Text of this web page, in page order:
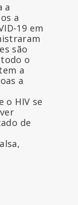
a
a
19 em
são
o
a
a
o HIV se
de